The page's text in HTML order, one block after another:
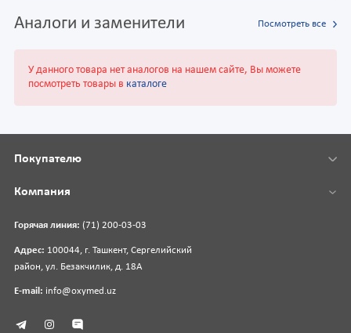
Аналоги и заменители Посмотреть все
У данного товара нет аналогов на нашем сайте, Вы можете
посмотреть товары в каталоге
Горячая линия: (71) 200-03-03
Адрес: 100044, г. Ташкент, Сергелийский
район, ул. Безакчилик, д. 18А
E-mail: info@oxymed.uz
Покупателю
Компания